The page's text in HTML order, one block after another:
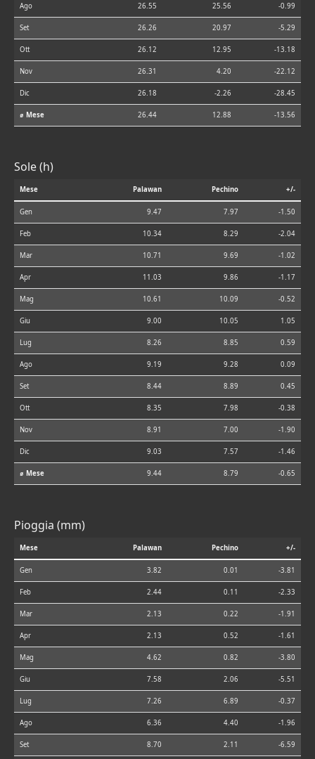
Ago 26.55 25.56 -0.99
Set 26.26 20.97 -5.29
Ott 26.12 12.95 -13.18
Nov 26.31 4.20 -22.12
Dic 26.18 -2.26 -28.45
⌀ Mese 26.44 12.88 -13.56
Sole (h)
Mese Palawan Pechino +/-
Gen 9.47 7.97 -1.50
Feb 10.34 8.29 -2.04
Mar 10.71 9.69 -1.02
Apr 11.03 9.86 -1.17
Mag 10.61 10.09 -0.52
Giu 9.00 10.05 1.05
Lug 8.26 8.85 0.59
Ago 9.19 9.28 0.09
Set 8.44 8.89 0.45
Ott 8.35 7.98 -0.38
Nov 8.91 7.00 -1.90
Dic 9.03 7.57 -1.46
⌀ Mese 9.44 8.79 -0.65
Pioggia (mm)
Mese Palawan Pechino +/-
Gen 3.82 0.01 -3.81
Feb 2.44 0.11 -2.33
Mar 2.13 0.22 -1.91
Apr 2.13 0.52 -1.61
Mag 4.62 0.82 -3.80
Giu 7.58 2.06 -5.51
Lug 7.26 6.89 -0.37
Ago 6.36 4.40 -1.96
Set 8.70 2.11 -6.59